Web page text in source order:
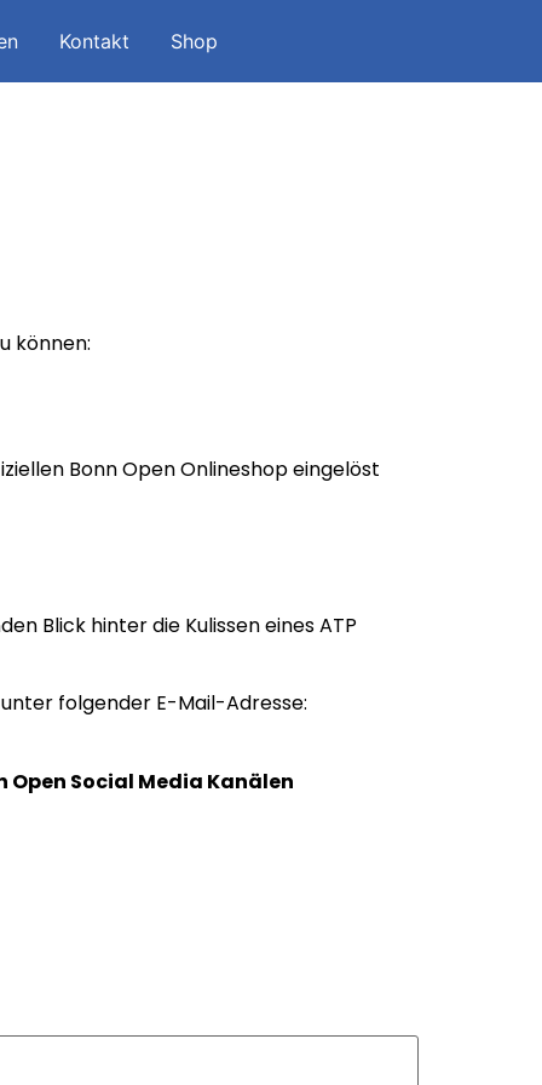
Kontakt Shop
können:
Bonn Open Onlineshop eingelöst
Blick hinter die Kulissen eines ATP
folgender E-Mail-Adresse:
Open Social Media Kanälen